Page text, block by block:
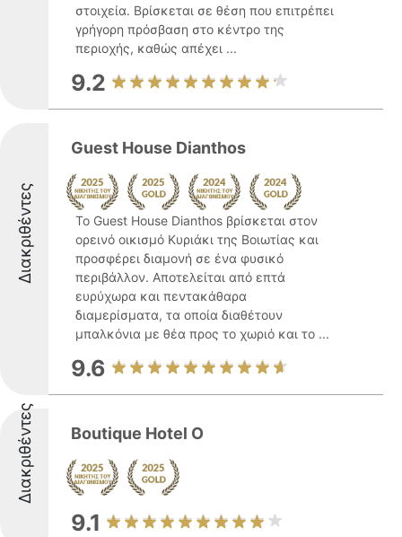
στοιχεία. Βρίσκεται σε θέση που επιτρέπει
γρήγορη πρόσβαση στο κέντρο της
περιοχής, καθώς απέχει ...
9.2
Διακριθέντες
Guest House Dianthos
Το Guest House Dianthos βρίσκεται στον
ορεινό οικισμό Κυριάκι της Βοιωτίας και
προσφέρει διαμονή σε ένα φυσικό
περιβάλλον. Αποτελείται από επτά
ευρύχωρα και πεντακάθαρα
διαμερίσματα, τα οποία διαθέτουν
μπαλκόνια με θέα προς το χωριό και το ...
9.6
Διακριθέντες Boutique Hotel Ο
9.1